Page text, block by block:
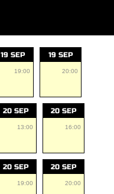
19 SEP
19:00
19 SEP
20:00
20 SEP
13:00
20 SEP
16:00
20 SEP
19:00
20 SEP
20:00